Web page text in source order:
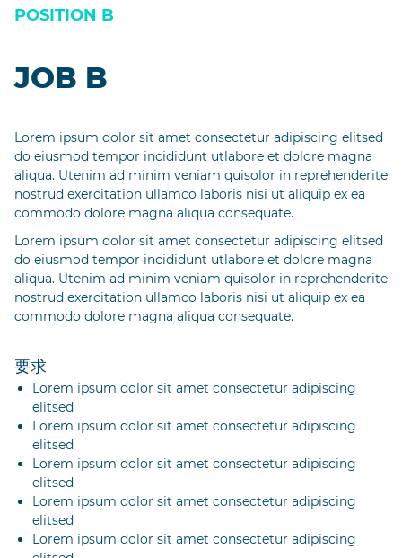
POSITION B
JOB B
Lorem ipsum dolor sit amet consectetur adipiscing elitsed
do eiusmod tempor incididunt utlabore et dolore magna
aliqua. Utenim ad minim veniam quisolor in reprehenderite
nostrud exercitation ullamco laboris nisi ut aliquip ex ea
commodo dolore magna aliqua consequate.
Lorem ipsum dolor sit amet consectetur adipiscing elitsed
do eiusmod tempor incididunt utlabore et dolore magna
aliqua. Utenim ad minim veniam quisolor in reprehenderite
nostrud exercitation ullamco laboris nisi ut aliquip ex ea
commodo dolore magna aliqua consequate.
要求
Lorem ipsum dolor sit amet consectetur adipiscing
elitsed
Lorem ipsum dolor sit amet consectetur adipiscing
elitsed
Lorem ipsum dolor sit amet consectetur adipiscing
elitsed
Lorem ipsum dolor sit amet consectetur adipiscing
elitsed
Lorem ipsum dolor sit amet consectetur adipiscing